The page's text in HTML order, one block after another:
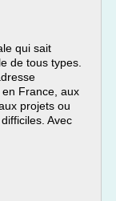
qui sait
de tous types.
France, aux
projets ou
Avec